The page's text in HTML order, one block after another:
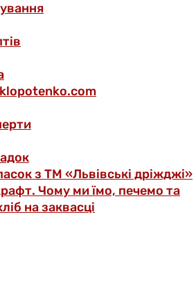
з ТМ «Львівські дріжджі»
Чому ми їмо, печемо та
на заквасці